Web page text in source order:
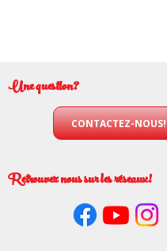
Une question?
CONTACTEZ-NOUS!
Retrouvez nous sur les réseaux!